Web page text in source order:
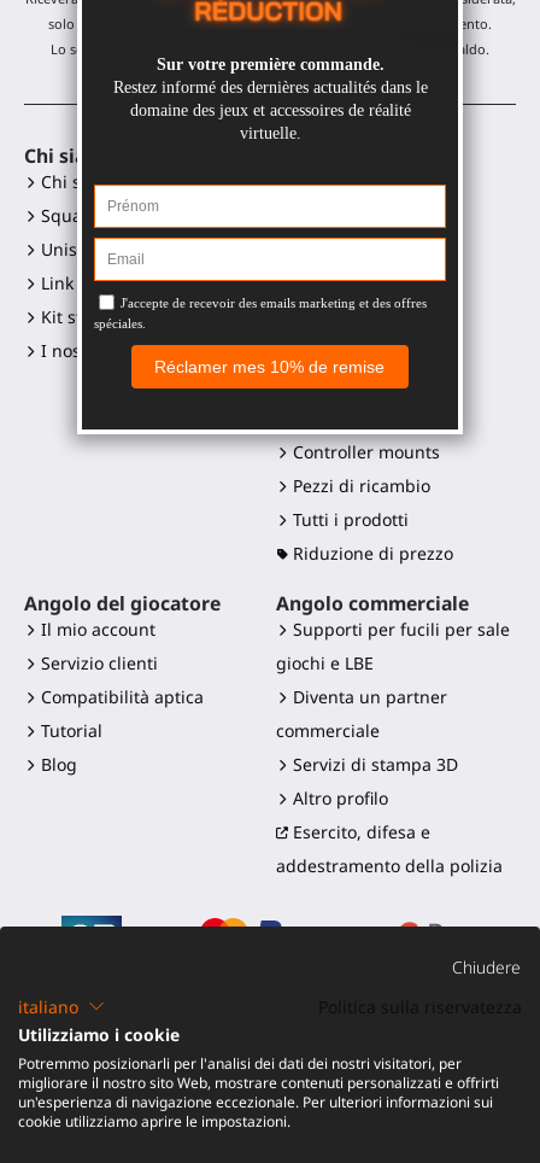
solo un'email al mese! Puoi annullare l'iscrizione in qualsiasi momento.
Lo sconto è valido su tutti i nostri prodotti, esclusi gli articoli in saldo.
Chi siamo
Chi siamo?
Squadra
Unisciti a noi
Link ai social media
Kit stampa e loghi
I nostri rivenditori
Gunstock MagTube
Gunstock Starter
ProStraps sleeves
ProTas joystick
SWINGiT Golf Club
Controller mounts
Pezzi di ricambio
Tutti i prodotti
Riduzione di prezzo
Angolo del giocatore
Il mio account
Servizio clienti
Compatibilità aptica
Tutorial
Blog
Angolo commerciale
Supporti per fucili per sale
giochi e LBE
Diventa un partner
commerciale
Servizi di stampa 3D
Altro profilo
Esercito, difesa e
addestramento della polizia
©2016-2026 - ProTubeVR™
Spedizione e dazi|Garanzia| Reso e Rimborso
Chiudere
italiano
Utilizziamo i cookie
Potremmo posizionarli per l'analisi dei dati dei nostri visitatori, per
migliorare il nostro sito Web, mostrare contenuti personalizzati e offrirti
un'esperienza di navigazione eccezionale. Per ulteriori informazioni sui
cookie utilizziamo aprire le impostazioni.